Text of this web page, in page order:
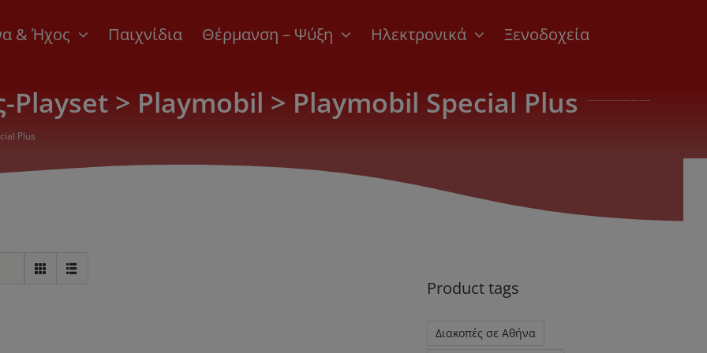
& Ήχος Παιχνίδια Θέρμανση – Ψύξη Ηλεκτρονικά Ξενοδοχεία
Playset > Playmobil > Playmobil Special Plus
Plus
Product tags
Διακοπές σε Αθήνα